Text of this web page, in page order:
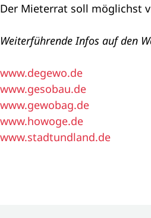
Der Mieterrat soll möglichst
Weiterführende Infos auf den
www.degewo.de
www.gesobau.de
www.gewobag.de
www.howoge.de
www.stadtundland.de